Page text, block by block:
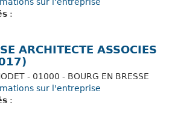
sur l'entreprise
:
ARCHITECTE ASSOCIES
- 01000 - BOURG EN BRESSE
sur l'entreprise
: